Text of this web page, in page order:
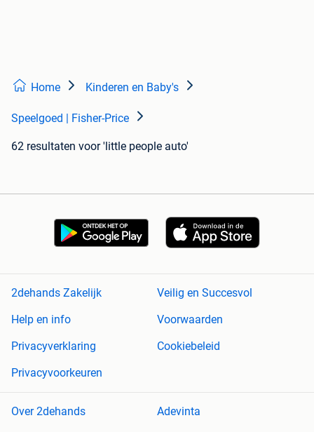
Home Kinderen en Baby's
Speelgoed | Fisher-Price
62 resultaten voor 'little people auto'
2dehands Zakelijk
Veilig en Succesvol
Help en info
Voorwaarden
Privacyverklaring
Cookiebeleid
Privacyvoorkeuren
Over 2dehands
Adevinta